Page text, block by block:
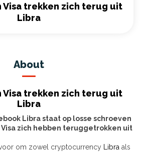
Visa trekken zich terug uit
Libra
About
Visa trekken zich terug uit
Libra
Libra staat op losse schroeven
zich hebben teruggetrokken uit
om zowel cryptocurrency Libra als